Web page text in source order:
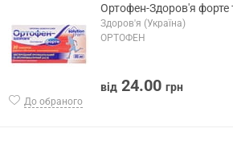
До обраного
Ортофен-Здоров'я
Здоров'я (Україна)
ОРТОФЕН
від 24.00 грн